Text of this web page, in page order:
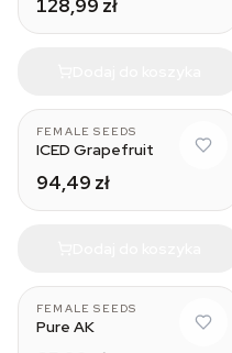
128,99 zł
FEMALE SEEDS
ICED Grapefruit
94,49 zł
FEMALE SEEDS
Pure AK